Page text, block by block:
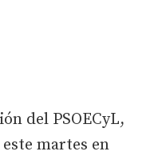
del PSOECyL,
martes en